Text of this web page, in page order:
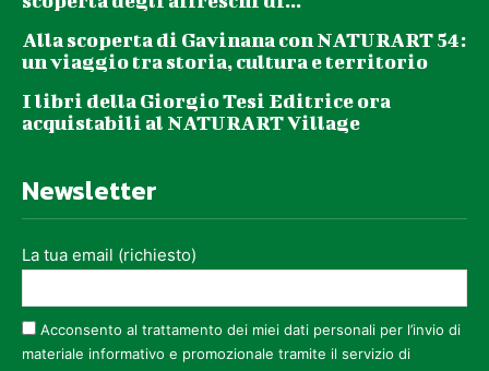
Alla scoperta di Gavinana con NATURART 54:
un viaggio tra storia, cultura e territorio
I libri della Giorgio Tesi Editrice ora
acquistabili al NATURART Village
Newsletter
La tua email (richiesto)
Acconsento al trattamento dei miei dati personali per l’invio di
materiale informativo e promozionale tramite il servizio di